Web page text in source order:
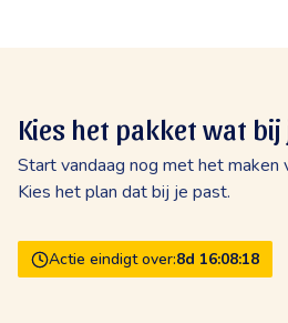
Kies het pakket wat
Start vandaag nog met het maken
Kies het plan dat bij je past.
Actie eindigt over:8d 16:08:17